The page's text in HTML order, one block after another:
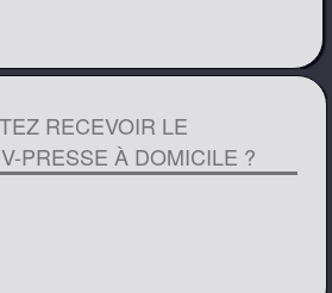
RECEVOIR LE
PRESSE À DOMICILE ?